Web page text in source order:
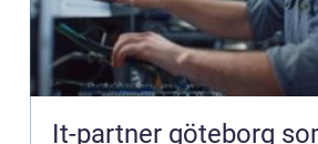
It-partner göteborg